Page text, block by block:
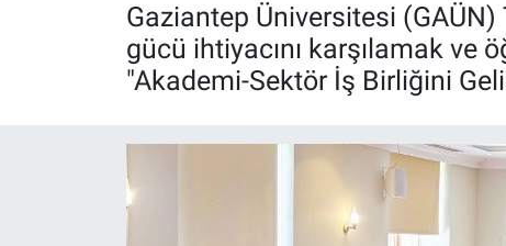
Gaziantep Üniversitesi
gücü ihtiyacını karşılamak ve
"Akademi-Sektör İş Birliğini
Haber Arşivi